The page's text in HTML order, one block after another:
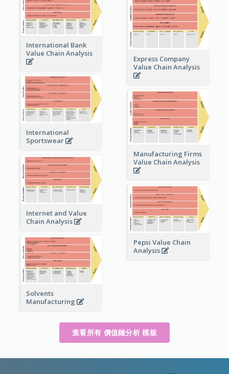
International Bank
Value Chain Analysis
Express Company
Value Chain Analysis
International
Sportswear
Manufacturing Firms
Value Chain Analysis
Internet and Value
Chain Analysis
Pepsi Value Chain
Analysis
Solvents
Manufacturing
查看所有 價值鏈分析 模板